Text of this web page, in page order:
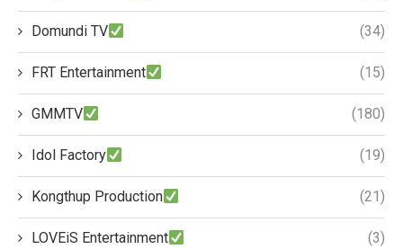
Domundi TV (34)
FRT Entertainment (15)
GMMTV (180)
Idol Factory (19)
Kongthup Production (21)
LOVEiS Entertainment (3)